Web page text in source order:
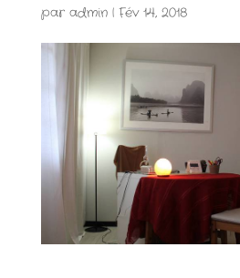
par admin| Fév 14, 2018